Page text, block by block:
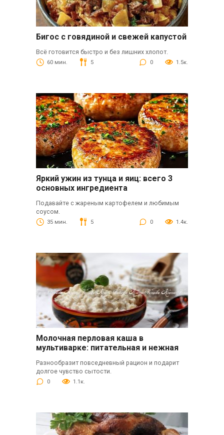
Бигос с говядиной и свежей капустой
Всё готовится быстро и без лишних хлопот.
60 мин. 5 0 1.5к.
Яркий ужин из тунца и яиц: всего 3
основных ингредиента
Подавайте с жареным картофелем и любимым
соусом.
35 мин. 5 0 1.4к.
Молочная перловая каша в
мультиварке: питательная и нежная
Разнообразит повседневный рацион и подарит
долгое чувство сытости.
0 1.1к.